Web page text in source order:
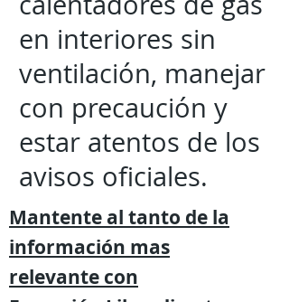
en interiores sin
ventilación, manejar
con precaución y
estar atentos de los
avisos oficiales.
Mantente al tanto de la
información mas
relevante con